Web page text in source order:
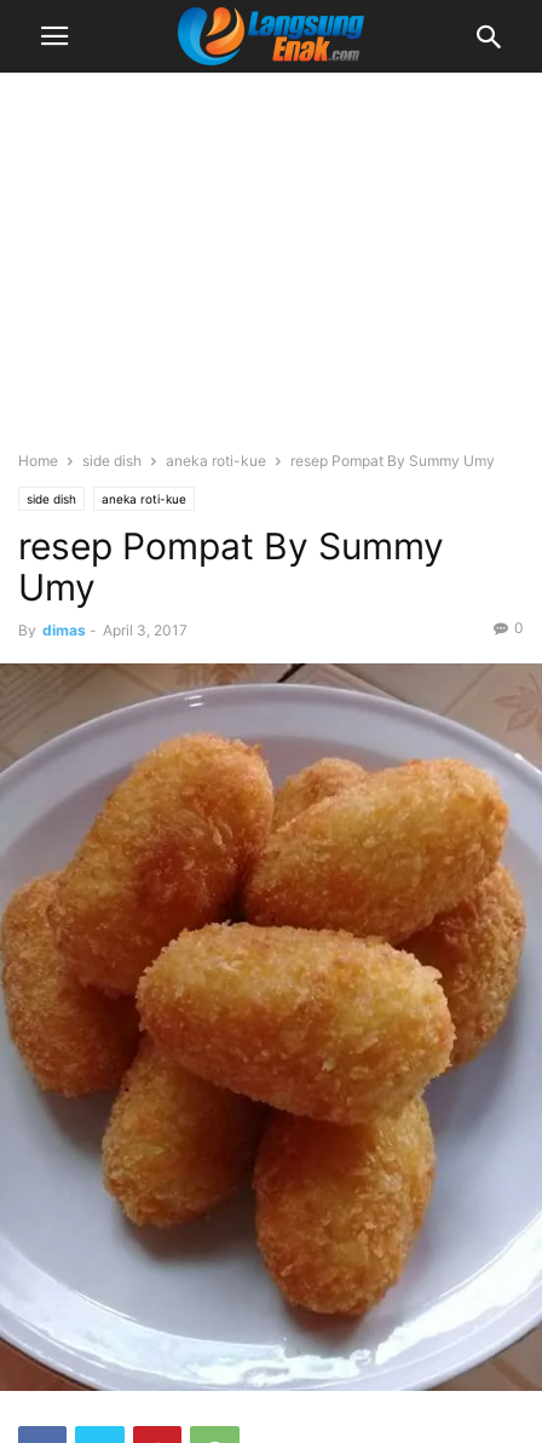
Home side dish aneka roti-kue resep Pompat By Summy Umy
side dish aneka roti-kue
resep Pompat By Summy
Umy
By dimas - April 3, 2017 0